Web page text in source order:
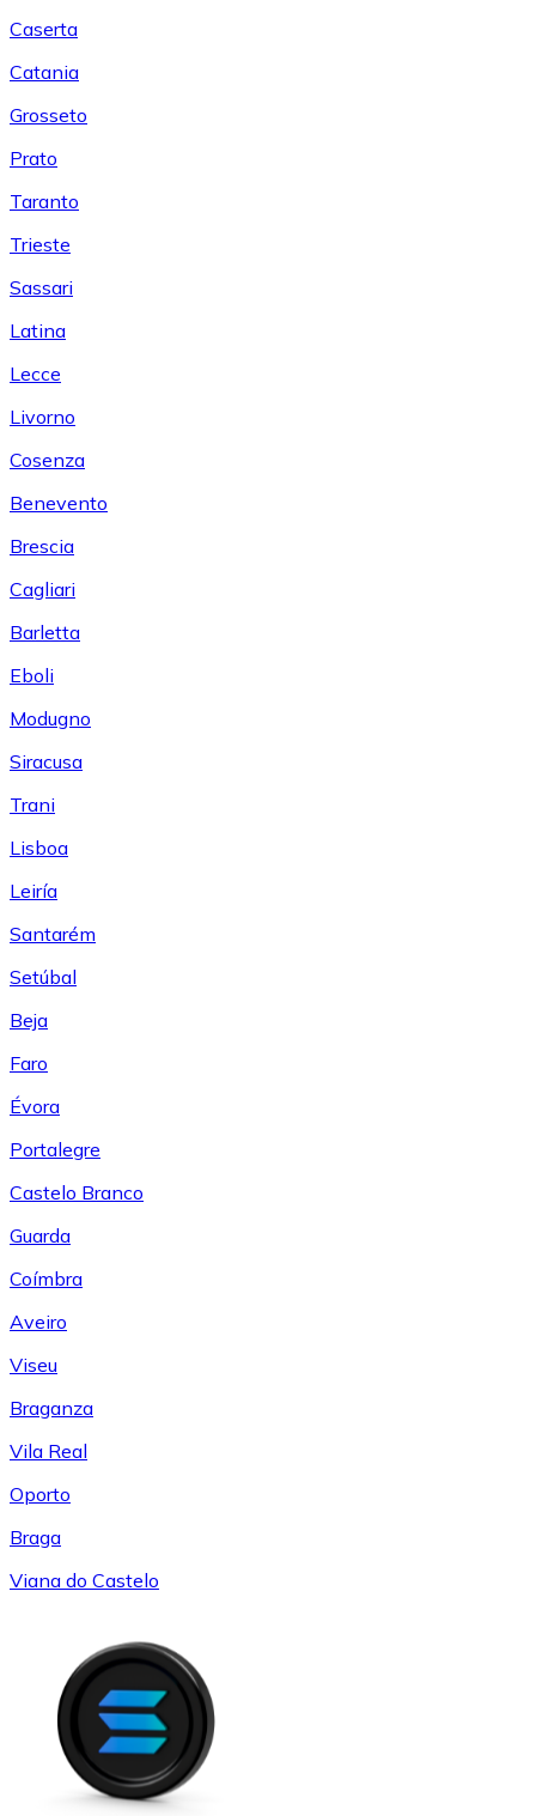
Caserta
Catania
Grosseto
Prato
Taranto
Trieste
Sassari
Latina
Lecce
Livorno
Cosenza
Benevento
Brescia
Cagliari
Barletta
Eboli
Modugno
Siracusa
Trani
Lisboa
Leiría
Santarém
Setúbal
Beja
Faro
Évora
Portalegre
Castelo Branco
Guarda
Coímbra
Aveiro
Viseu
Braganza
Vila Real
Oporto
Braga
Viana do Castelo